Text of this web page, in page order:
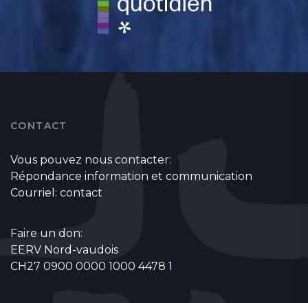
CONTACT
Vous pouvez nous contacter:
Répondance information et communication
Courriel: contact
Faire un don:
EERV Nord-vaudois
CH27 0900 0000 1000 4478 1